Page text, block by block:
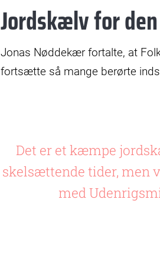
Jordskælv for
Jonas Nøddekær fortalte, at
fortsætte så mange berørte
Det er et kæmpe
skelsættende tider, men
med